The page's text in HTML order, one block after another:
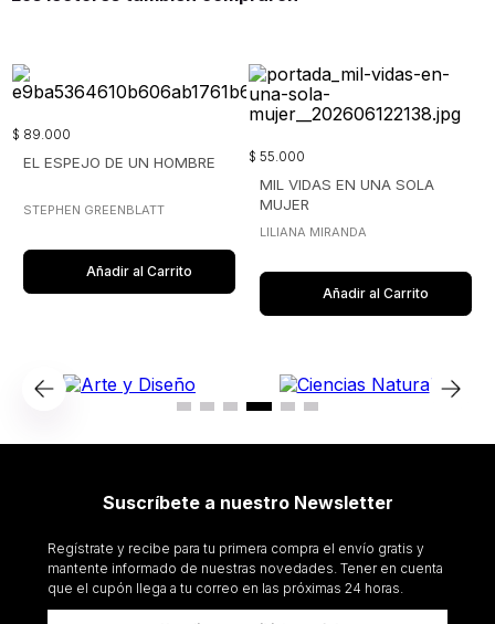
$ 89.000
EL ESPEJO DE UN HOMBRE
STEPHEN GREENBLATT
Añadir al Carrito
$ 55.000
MIL VIDAS EN UNA SOLA
MUJER
LILIANA MIRANDA
Añadir al Carrito
Suscríbete a nuestro Newsletter
Regístrate y recibe para tu primera compra el envío gratis y
mantente informado de nuestras novedades. Tener en cuenta
que el cupón llega a tu correo en las próximas 24 horas.